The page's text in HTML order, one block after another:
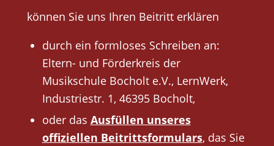
können Sie uns Ihren Beitritt erklären
durch ein formloses Schreiben an:
Eltern- und Förderkreis der
Musikschule Bocholt e.V., LernWerk,
Industriestr. 1, 46395 Bocholt,
oder das Ausfüllen unseres
offiziellen Beitrittsformulars, das Sie